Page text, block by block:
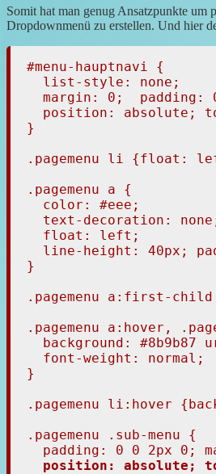
Somit hat man genug Ansatzpunkte um
Dropdownmenü zu erstellen. Und hier
#menu-hauptnavi {
  list-style: none;
margin: 0;  padding:
position: absolute;
}
.pagemenu li {float:
.pagemenu a {
  color: #eee;
text-decoration:
  float: left;
line-height: 40px;
}
.pagemenu a:first-
.pagemenu a:hover,
background: #8b9b87
  font-weight: normal;
}
.pagemenu li:hover
.pagemenu .sub-menu {
padding: 0 0 2px 0;
position: absolute;